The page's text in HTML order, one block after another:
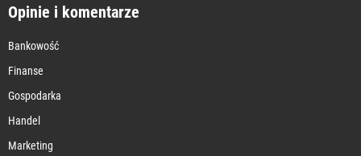
Opinie i komentarze
Bankowość
Finanse
Gospodarka
Handel
Marketing